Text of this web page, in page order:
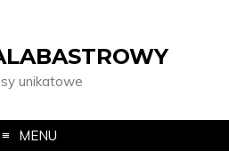
unikatowe
MENU